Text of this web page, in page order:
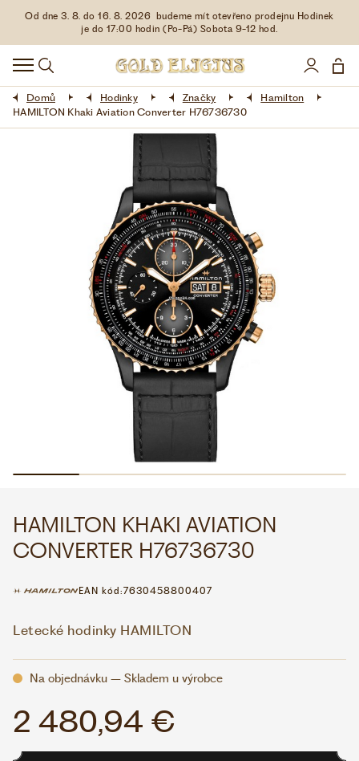
Od dne 3. 8. do 16. 8. 2026 budeme mít otevřeno prodejnu Hodinek
je do 17:00 hodin (Po-Pá) Sobota 9-12 hod.
HODINKY
DOPLŇKY
ŠPERKY
LIMITOVANÉ EDICE
VŠE O NÁKUPU
WHATSAPP
VOLEJTE 9:00–18:00 +420 775 138 346
Domů Hodinky Značky
Hamilton
HAMILTON Khaki Aviation Converter H76736730
HAMILTON KHAKI AVIATION
CONVERTER H76736730
EAN kód:7630458800407
Letecké hodinky HAMILTON
Na objednávku – Skladem u výrobce
2 480,94 €